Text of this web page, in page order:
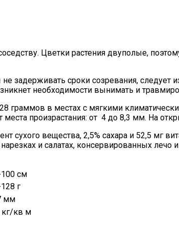
Цветки растения двуполые,
задерживать сроки созревания, следует
необходимости вынимать и
граммов в местах с мягкими
произрастания: от 4 до 8,3 мм. На
сухого вещества, 2,5% сахара и 52,5 мг
и салатах, консервированных лечо
см
г
мм
кг/кв м